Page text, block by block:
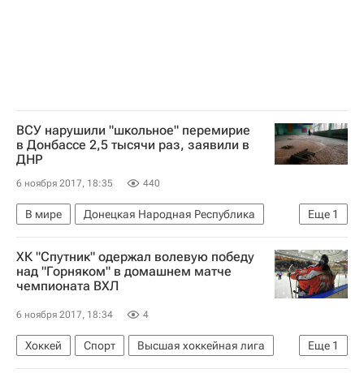
ВСУ нарушили "школьное" перемирие
в Донбассе 2,5 тысячи раз, заявили в
ДНР
6 ноября 2017, 18:35 440
Еще 1
В мире
Донецкая Народная Республика
Ситуация в ДНР и ЛНР
ХК "Спутник" одержал волевую победу
над "Горняком" в домашнем матче
чемпионата ВХЛ
6 ноября 2017, 18:34 4
Еще 1
Хоккей Спорт
Высшая хоккейная лига